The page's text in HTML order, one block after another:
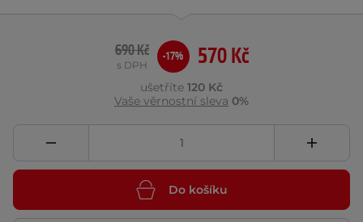
570 Kč
690 Kč
s DPH
-17%
ušetříte 120 Kč
Vaše věrnostní sleva 0%
Do košíku